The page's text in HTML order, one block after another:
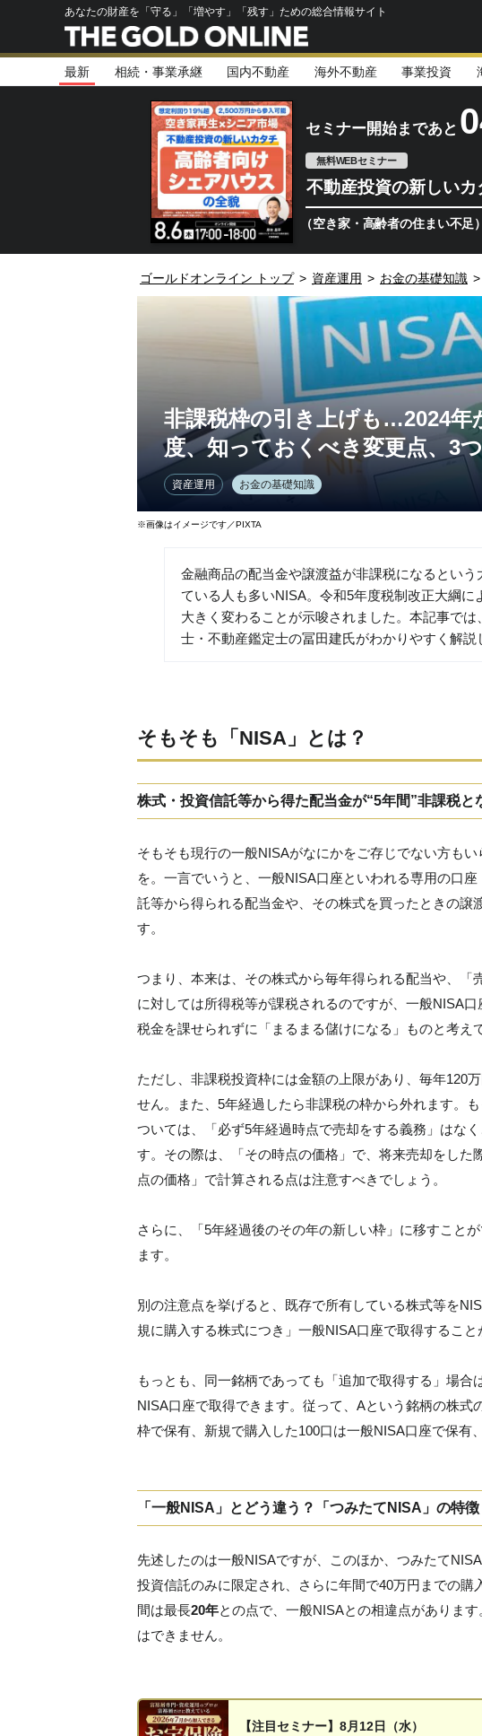
あなたの財産を「守る」「増やす」「残す」ための総合情報サイト
最新 相続・事業承継 国内不動産 海外不動産 事業投資
セミナー開始まであと
無料WEBセミナー
不動産投資の新しい
日本が直面する社会課題（空き家・高齢者の住まい不足）／事業立ち
ゴールドオンライン トップ > 資産運用 > お金の基礎知識 >
非課税枠の引き上げも…2024年
度、知っておくべき変更点、3
資産運用 お金の基礎知識
※画像はイメージです／PIXTA
金融商品の配当金や譲渡益が非課税になるとい
ている人も多いNISA。令和5年度税制改正大綱に
大きく変わることが示唆されました。本記事で
士・不動産鑑定士の冨田建氏がわかりやすく解説
そもそも「NISA」とは？
株式・投資信託等から得た配当金が“5年間”非課税と
そもそも現行の一般NISAがなにかをご存じでない方も
を。一言でいうと、一般NISA口座といわれる専用の口
託等から得られる配当金や、その株式を買ったときの譲
す。
つまり、本来は、その株式から毎年得られる配当や、
に対しては所得税等が課税されるのですが、一般NISA
税金を課せられずに「まるまる儲けになる」ものと考え
ただし、非課税投資枠には金額の上限があり、毎年120
せん。また、5年経過したら非課税の枠から外れます。
ついては、「必ず5年経過時点で売却をする義務」はな
す。その際は、「その時点の価格」で、将来売却をし
点の価格」で計算される点は注意すべきでしょう。
さらに、「5年経過後のその年の新しい枠」に移すこと
ます。
別の注意点を挙げると、既存で所有している株式等を
規に購入する株式につき」一般NISA口座で取得すること
もっとも、同一銘柄であっても「追加で取得する」場
NISA口座で取得できます。従って、Aという銘柄の株式
枠で保有、新規で購入した100口は一般NISA口座で保有
「一般NISA」とどう違う？「つみたてNISA」の特徴
先述したのは一般NISAですが、このほか、つみたて
投資信託のみに限定され、さらに年間で40万円までの
間は最長20年との点で、一般NISAとの相違点がありま
はできません。
【注目セミナー】8月12日（水）